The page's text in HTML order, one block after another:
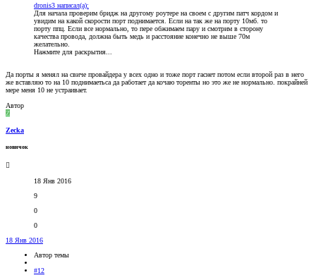
dronis3 написал(а):
Для начала проверим бридж на другому роутере на своем с другим патч кордом и
увидим на какой скорости порт поднимается. Если на так же на порту 10мб. то
порту ппц. Если все нормально, то пере обжимаем пару и смотрим в сторону
качества провода, должна быть медь и расстояние конечно не выше 70м
желательно.
Нажмите для раскрытия...
Да порты я менял на свиче провайдера у всех одно и тоже порт гаснет потом если второй раз в него
же вставляю то на 10 поднимаетьса да работает да кочаю торенты но это же не нормально. покрайней
мере меня 10 не устраивает.
Автор
Z
Zecka
новичок
18 Янв 2016
9
0
0
18 Янв 2016
Автор темы
#12